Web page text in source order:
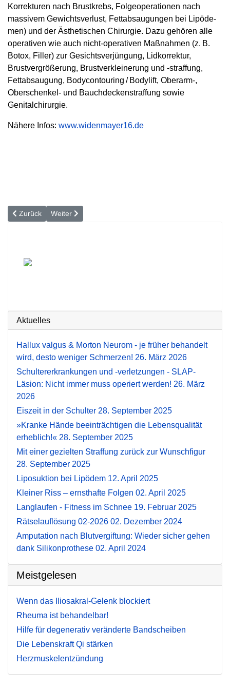
Korrekturen nach Brustkrebs, Folgeoperationen nach
massivem Gewichtsverlust, Fettabsaugungen bei Lipöde­
men) und der Ästhetischen Chirurgie. Dazu gehören alle
operativen wie auch nicht-operativen Maßnahmen (z. B.
Botox, Filler) zur Gesichtsverjüngung, Lidkorrektur,
Brustvergrößerung, Brustverkleinerung und -straffung,
Fettabsaugung, Bodycontouring / Bodylift, Oberarm-,
Oberschenkel- und Bauchdeckenstraffung sowie
Genitalchirurgie.
Nähere Infos: www.widenmayer16.de
Vorheriger Beitrag: Liposuktion bei Lipödem
Zurück Nächster Beitrag: Nie wieder Schweißattacken!
Weiter
Aktuelles
Hallux valgus & Morton Neurom - je früher behandelt
wird, desto weniger Schmerzen! 26. März 2026
Schultererkrankungen und -verletzungen - SLAP-
Läsion: Nicht immer muss operiert werden! 26. März
2026
Eiszeit in der Schulter 28. September 2025
»Kranke Hände beeinträchtigen die Lebensqualität
erheblich!« 28. September 2025
Mit einer gezielten Straffung zurück zur Wunschfigur
28. September 2025
Liposuktion bei Lipödem 12. April 2025
Kleiner Riss – ernsthafte Folgen 02. April 2025
Langlaufen - Fitness im Schnee 19. Februar 2025
Rätselauflösung 02-2026 02. Dezember 2024
Amputation nach Blutvergiftung: Wieder sicher gehen
dank Silikonprothese 02. April 2024
Meistgelesen
Wenn das Iliosakral-Gelenk blockiert
Rheuma ist behandelbar!
Hilfe für degenerativ veränderte Bandscheiben
Die Lebenskraft Qi stärken
Herzmuskelentzündung